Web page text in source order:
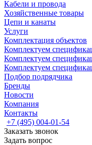
Кабели и провода
Хозяйственные товары
Цепи и канаты
Услуги
Комплектация объектов
Комплектуем
Комплектуем
Комплектуем
Подбор подрядчика
Бренды
Новости
Компания
Контакты
+7 (495) 004-01-54
Заказать звонок
Задать вопрос